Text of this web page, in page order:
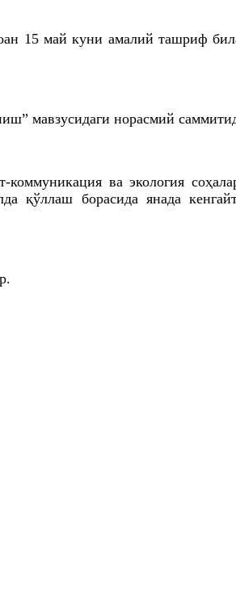
15 май куни амалий ташриф
мавзусидаги норасмий
ва экология
қўллаш борасида янада